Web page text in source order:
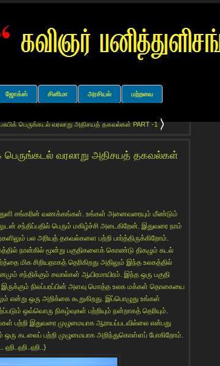
ஜோக்ஸ் சினிமா அரசியல் மற்றவை
பெருங்கடல் வரலாறு அதிசயத் தகவல்கள் PART -1
பெருங்கடல் வரலாறு அதிசயத் தகவல்கள்
சங்கரின் வணக்கங்கள். உங்கள் அனைவரையும் மீண்டும்
சந்திப்பதில் பெரும் மகிழ்ச்சி அடைகிறேன். இதுவரை நாம்
பல அரியத் தகவல்களை பற்றி பார்த்திருக்கிறோம்.
நான்கில் மூன்று பகுதிகளைக் கொண்டு திகழும் கடல்
மிக சிறியதாகத் தெரிகிறது அதிலும் இந்த உலகத்தில்
சந்திக்கும் சவால்கள் ஆயிரமாயிரம். இந்த ஒரு பகுதி
இருக்கும் நிலப்பரப்பின் அளவு மொத்த உலக மக்கள் தொகையை
என்று ஒரு அறிக்கை கூறுகிறது. இப்பொழுது உங்கள்
ஒவ்வொரு நிகழ்வுகள் பற்றியும் நன்றாகத் தெரியும்.
பற்றி இதுவரை முழுமையாக ஆராயப்படவில்லை என்பது
கடலைப் பற்றி முழுமையாக அறிந்துகொள்ளப் போகிறோம்.
ஹி..ஹி..ஹி..)